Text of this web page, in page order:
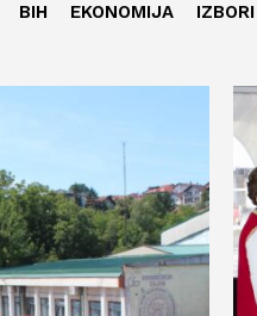
BIH EKONOMIJA IZBORI